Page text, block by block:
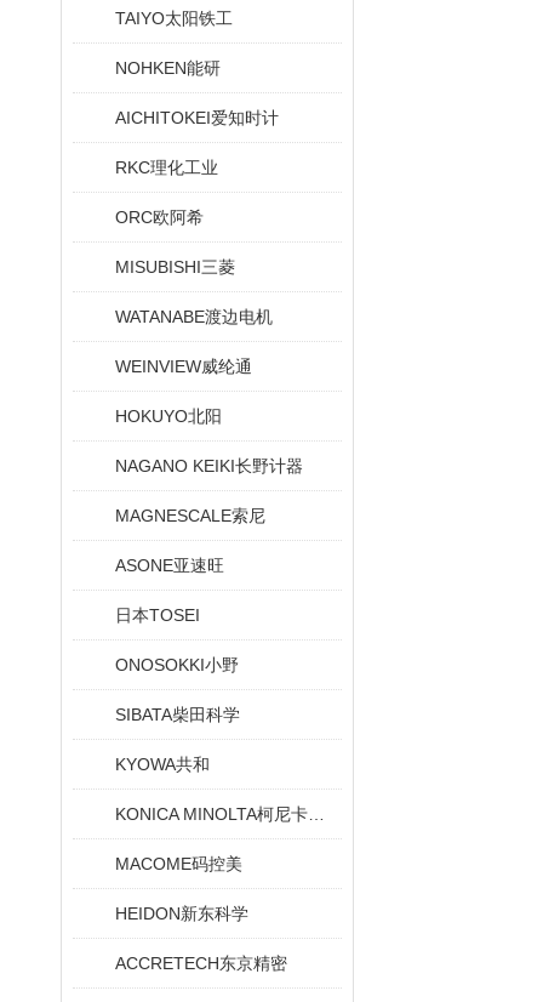
TAIYO太阳铁工
NOHKEN能研
AICHITOKEI爱知时计
RKC理化工业
ORC欧阿希
MISUBISHI三菱
WATANABE渡边电机
WEINVIEW威纶通
HOKUYO北阳
NAGANO KEIKI长野计器
MAGNESCALE索尼
ASONE亚速旺
日本TOSEI
ONOSOKKI小野
SIBATA柴田科学
KYOWA共和
MACOME码控美
HEIDON新东科学
ACCRETECH东京精密